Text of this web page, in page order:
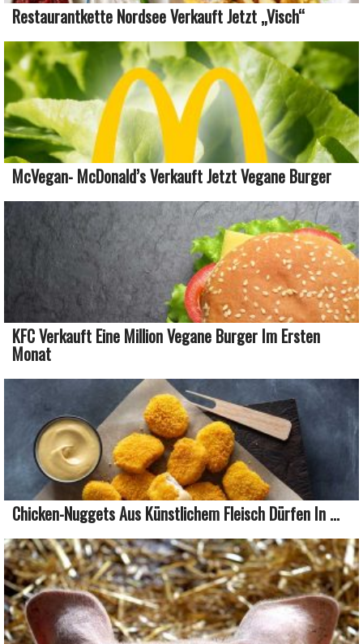
Restaurantkette Nordsee Verkauft Jetzt „Visch“
McVegan- McDonald’s Verkauft Jetzt Vegane Burger
KFC Verkauft Eine Million Vegane Burger Im Ersten
Monat
Chicken-Nuggets Aus Künstlichem Fleisch Dürfen In ...